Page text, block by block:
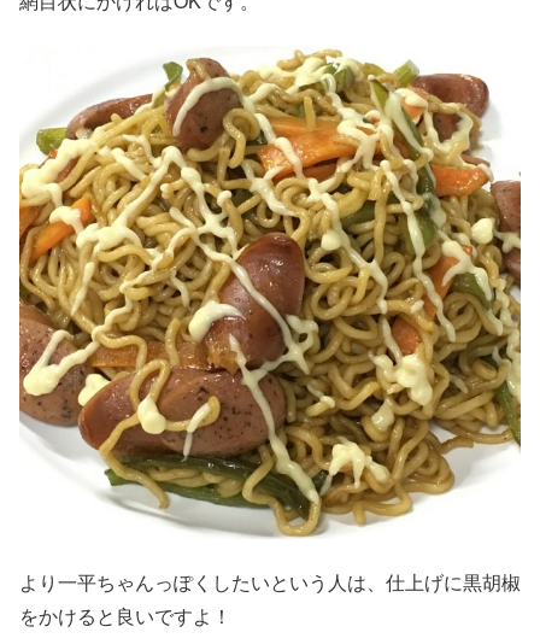
より一平ちゃんっぽくしたいという人は、仕上げに黒胡椒
をかけると良いですよ！